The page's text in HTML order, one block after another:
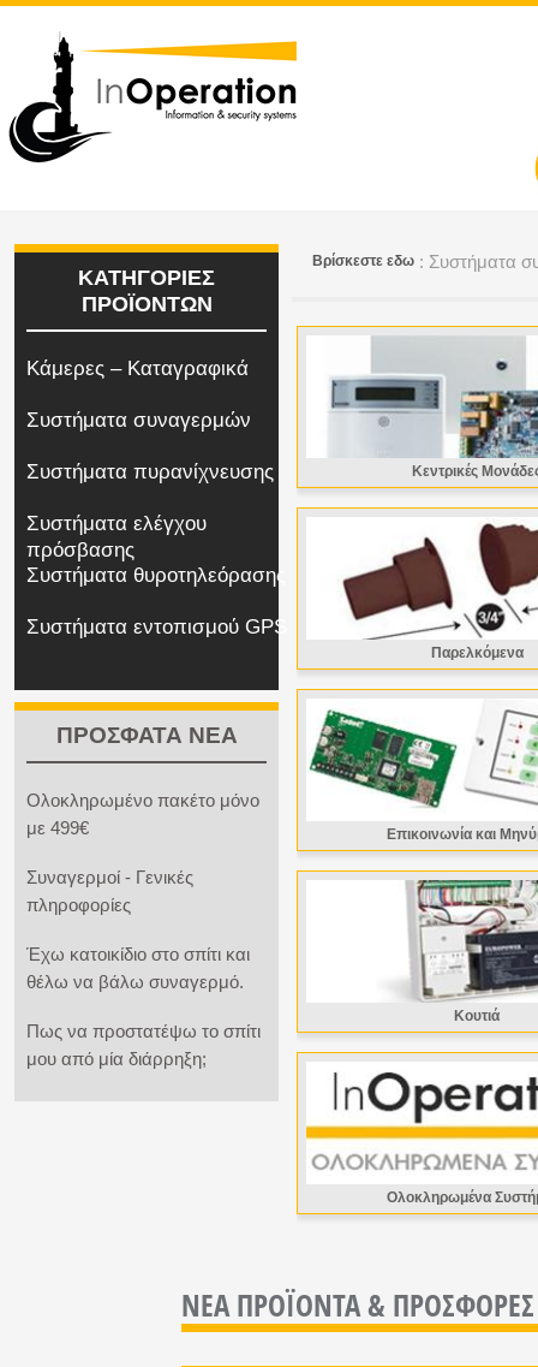
ΚΑΤΗΓΟΡΙΕΣ
ΠΡΟΪΟΝΤΩΝ
Κάμερες – Καταγραφικά
Συστήματα συναγερμών
Συστήματα πυρανίχνευσης
Συστήματα ελέγχου
πρόσβασης
Συστήματα θυροτηλεόρασης
Συστήματα εντοπισμού GPS
ΠΡΟΣΦΑΤΑ ΝΕΑ
Ολοκληρωμένο πακέτο μόνο
με 499€
Συναγερμοί - Γενικές
πληροφορίες
Έχω κατοικίδιο στο σπίτι και
θέλω να βάλω συναγερμό.
Πως να προστατέψω το σπίτι
μου από μία διάρρηξη;
Bρίσκεστε εδω : Συστήματα
Κεντρικές
Παρελκόμενα
Επικοινωνία και
Κουτιά
Ολοκληρωμένα
ΝΕΑ ΠΡΟΪΟΝΤΑ & ΠΡΟΣΦΟΡΕΣ